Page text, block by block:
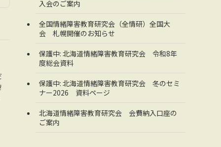
入会のご案内
全国情緒障害教育研究会（全情研）全国大
会 札幌開催のお知らせ
保護中: 北海道情緒障害教育研究会 令和8年
度総会資料
保護中: 北海道情緒障害教育研究会 冬のセミ
ナー2026 資料ページ
北海道情緒障害教育研究会 会費納入口座の
ご案内